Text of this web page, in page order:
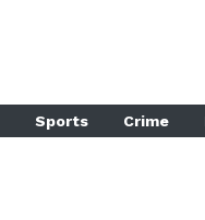
Sports Crime